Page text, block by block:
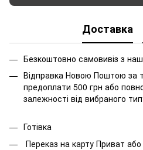
Доставка
Безкоштовно самовивіз з
Відправка Новою Поштою за
предоплати 500 грн або
залежності від вибраного
Готівка
Переказ на карту Приват